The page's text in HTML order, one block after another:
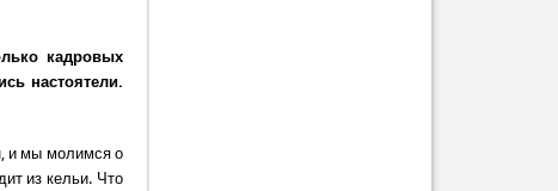
кадровых
настоятели.
и мы молимся о
из кельи. Что